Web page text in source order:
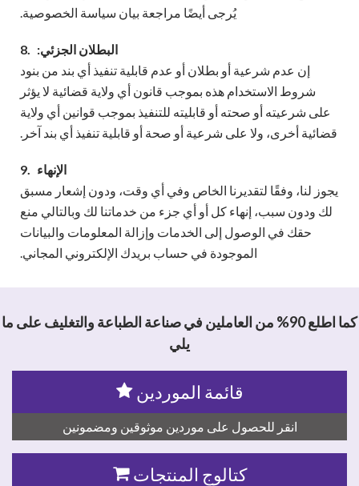
يُرجى أيضًا مراجعة بيان سياسة الخصوصية.
8. البطلان الجزئي:
إن عدم شرعية أو بطلان أو عدم قابلية تنفيذ أي بند من بنود
شروط الاستخدام هذه بموجب قانون أي ولاية قضائية لا يؤثر
على شرعيته أو صحته أو قابليته للتنفيذ بموجب قوانين أي ولاية
قضائية أخرى، ولا على شرعية أو صحة أو قابلية تنفيذ أي بند آخر.
9. الإنهاء
يجوز لنا، وفقًا لتقديرنا الخاص وفي أي وقت، ودون إشعار مسبق
لك ودون سبب، إنهاء كل أو أي جزء من خدماتنا لك وبالتالي منع
حقك في الوصول إلى الخدمات وإزالة المعلومات والبيانات
الموجودة في حساب بريدك الإلكتروني المجاني.
كما اطلع 90% من العاملين في صناعة الطباعة والتغليف على ما
يلي
قائمة الموردين
انقر للحصول على موردين موثوقين ومضمونين
كتالوج المنتجات